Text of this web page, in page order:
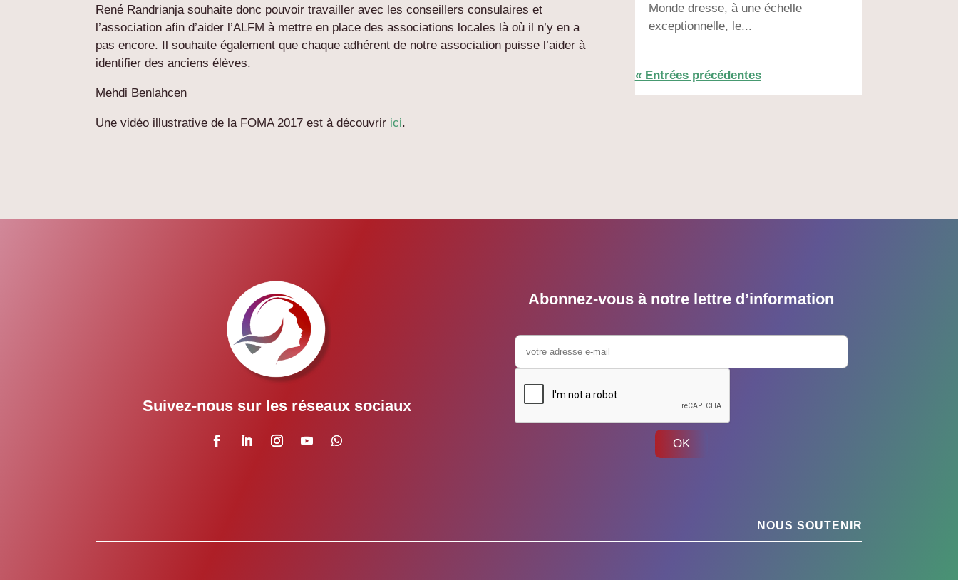
René Randrianja souhaite donc pouvoir travailler avec les conseillers consulaires et
l’association afin d’aider l’ALFM à mettre en place des associations locales là où il n’y en a
pas encore. Il souhaite également que chaque adhérent de notre association puisse l’aider à
identifier des anciens élèves.
Mehdi Benlahcen
Une vidéo illustrative de la FOMA 2017 est à découvrir ici.
Monde dresse, à une échelle
exceptionnelle, le...
« Entrées précédentes
Suivez-nous sur les réseaux sociaux
Abonnez-vous à notre lettre d’information
OK
NOUS SOUTENIR